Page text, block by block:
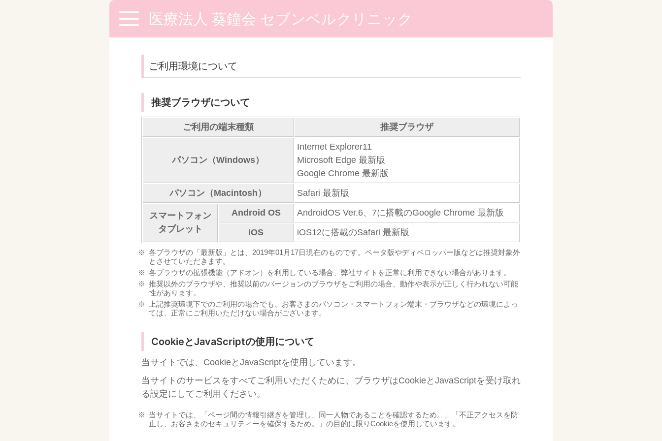
医療法人 葵鐘会 セブンベルクリニック
ご利用環境について
推奨ブラウザについて
ご利用の端末種類 推奨ブラウザ
パソコン（Windows）
Internet Explorer11
Microsoft Edge 最新版
Google Chrome 最新版
パソコン（Macintosh）
Safari 最新版
スマートフォン
タブレット
Android OS
AndroidOS Ver.6、7に搭載のGoogle Chrome 最新版
iOS
iOS12に搭載のSafari 最新版
各ブラウザの「最新版」とは、2019年01月17日現在のものです。ベータ版やディベロッパー版などは推奨対象外
とさせていただきます。
各ブラウザの拡張機能（アドオン）を利用している場合、弊社サイトを正常に利用できない場合があります。
推奨以外のブラウザや、推奨以前のバージョンのブラウザをご利用の場合、動作や表示が正しく行われない可能
性があります。
上記推奨環境下でのご利用の場合でも、お客さまのパソコン・スマートフォン端末・ブラウザなどの環境によっ
ては、正常にご利用いただけない場合がございます。
CookieとJavaScriptの使用について
当サイトでは、CookieとJavaScriptを使用しています。
当サイトのサービスをすべてご利用いただくために、ブラウザはCookieとJavaScriptを受け取れ
る設定にしてご利用ください。
当サイトでは、「ページ間の情報引継ぎを管理し、同一人物であることを確認するため。」「不正アクセスを防
止し、お客さまのセキュリティーを確保するため。」の目的に限りCookieを使用しています。